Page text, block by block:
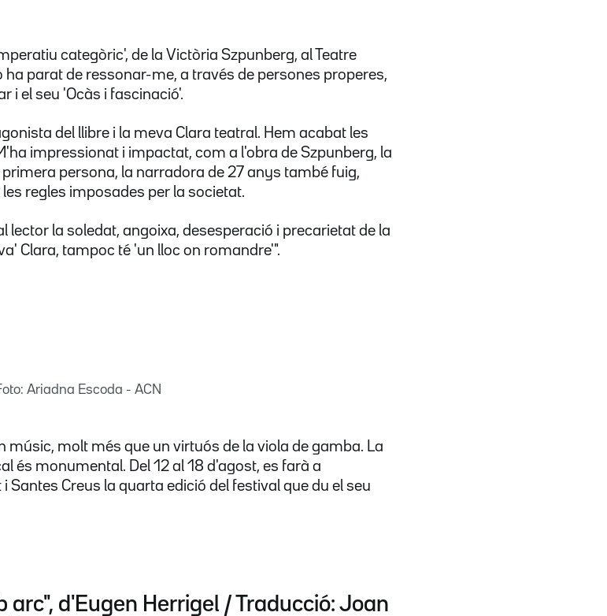
categòric', de la Victòria Szpunberg, al Teatre
ha parat de ressonar-me, a través de persones properes,
i el seu 'Ocàs i fascinació'.
del llibre i la meva Clara teatral. Hem acabat les
impressionat i impactat, com a l'obra de Szpunberg, la
persona, la narradora de 27 anys també fuig,
regles imposades per la societat.
lector la soledat, angoixa, desesperació i precarietat de la
Clara, tampoc té 'un lloc on romandre'".
Ariadna Escoda - ACN
músic, molt més que un virtuós de la viola de gamba. La
és monumental. Del 12 al 18 d'agost, es farà a
Santes Creus la quarta edició del festival que du el seu
arc", d'Eugen Herrigel / Traducció: Joan